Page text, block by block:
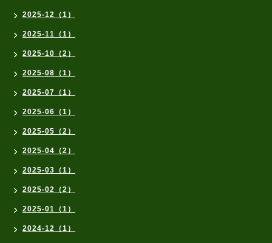
2025-12（1）
2025-11（1）
2025-10（2）
2025-08（1）
2025-07（1）
2025-06（1）
2025-05（2）
2025-04（2）
2025-03（1）
2025-02（2）
2025-01（1）
2024-12（1）